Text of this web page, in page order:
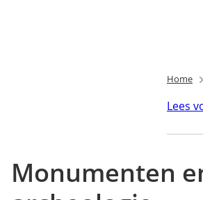
Home
Lees
Monumenten